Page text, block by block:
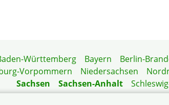
Württemberg Bayern Berlin-
Vorpommern Niedersachsen
Sachsen
Sachsen-Anhalt